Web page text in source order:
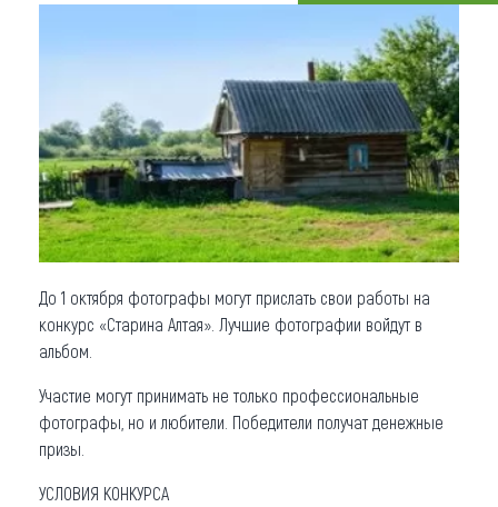
Что привезти (сувениры)
Коллекция впечатлений
Другие рубрики
До 1 октября фотографы могут прислать свои работы на
конкурс «Старина Алтая». Лучшие фотографии войдут в
альбом.
Участие могут принимать не только профессиональные
фотографы, но и любители. Победители получат денежные
призы.
УСЛОВИЯ КОНКУРСА